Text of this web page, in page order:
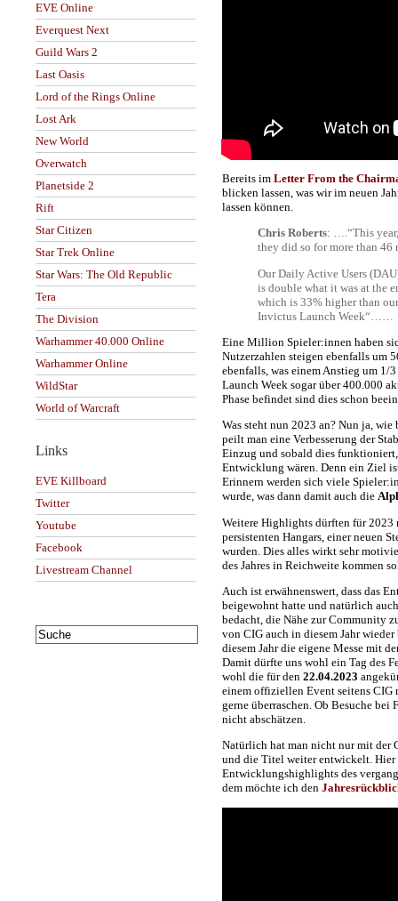
EVE Online
Everquest Next
Guild Wars 2
Last Oasis
Lord of the Rings Online
Lost Ark
New World
Overwatch
Planetside 2
Rift
Star Citizen
Star Trek Online
Star Wars: The Old Republic
Tera
The Division
Warhammer 40.000 Online
Warhammer Online
WildStar
World of Warcraft
Links
EVE Killboard
Twitter
Youtube
Facebook
Livestream Channel
Bereits im Letter From the
blicken lassen, was wir im neuen
lassen können.
Chris Roberts: ….“This
they did so for more than
Our Daily Active Users
is double what it was at the
which is 33% higher than
Invictus Launch Week“……
Eine Million Spieler:innen haben
Nutzerzahlen steigen ebenfalls um
ebenfalls, was einem Anstieg um
Launch Week sogar über 400.000
Phase befindet sind dies schon
Was steht nun 2023 an? Nun ja,
peilt man eine Verbesserung der
Einzug und sobald dies
Entwicklung wären. Denn ein Ziel
Erinnern werden sich viele
wurde, was dann damit auch die
Weitere Highlights dürften für 2023
persistenten Hangars, einer neuen
wurden. Dies alles wirkt sehr
des Jahres in Reichweite kommen
Auch ist erwähnenswert, dass das
beigewohnt hatte und natürlich
bedacht, die Nähe zur Community
von CIG auch in diesem Jahr
diesem Jahr die eigene Messe mit
Damit dürfte uns wohl ein Tag des
wohl die für den 22.04.2023
einem offiziellen Event seitens CIG
gerne überraschen. Ob Besuche
nicht abschätzen.
Natürlich hat man nicht nur mit der
und die Titel weiter entwickelt. Hier
Entwicklungshighlights des
dem möchte ich den